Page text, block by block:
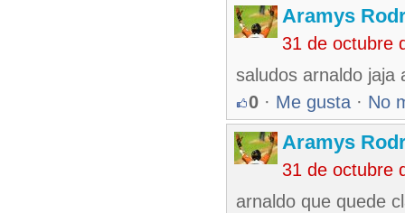
Aramys
31 de octubre
saludos arnaldo jaja
0 · Me gusta · No
Aramys
31 de octubre
arnaldo que quede